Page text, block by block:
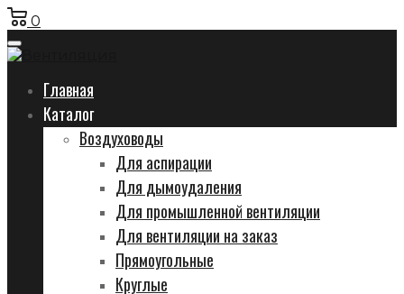
0
Главная
Каталог
Воздуховоды
Для аспирации
Для дымоудаления
Для промышленной вентиляции
Для вентиляции на заказ
Прямоугольные
Круглые